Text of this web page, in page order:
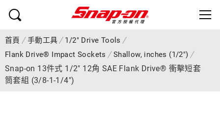
首頁 手動工具
1/2" Drive Tools
Flank Drive® Impact Sockets
Shallow, inches (1/2")
Snap-on 13件式 1/2" 12角 SAE Flank Drive® 衝擊短套
筒套組 (3/8-1-1/4")